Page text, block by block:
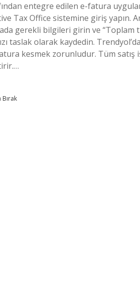
entegre edilen e-fatura
Tax Office sistemine giriş yapın.
gerekli bilgileri girin ve
taslak olarak kaydedin.
kesmek zorunludur. Tüm